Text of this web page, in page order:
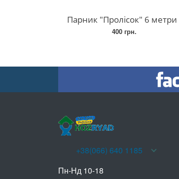
Парник "Пролісок" 6 метри
400 грн.
+38(066) 640 1185
Пн-Нд 10-18